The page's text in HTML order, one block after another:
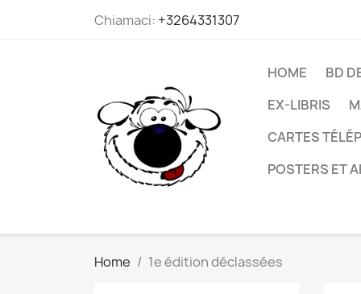
Chiamaci: +3264331307
HOME
BD
EX-LIBRIS
CARTES
POSTERS ET
Home 1e édition déclassées